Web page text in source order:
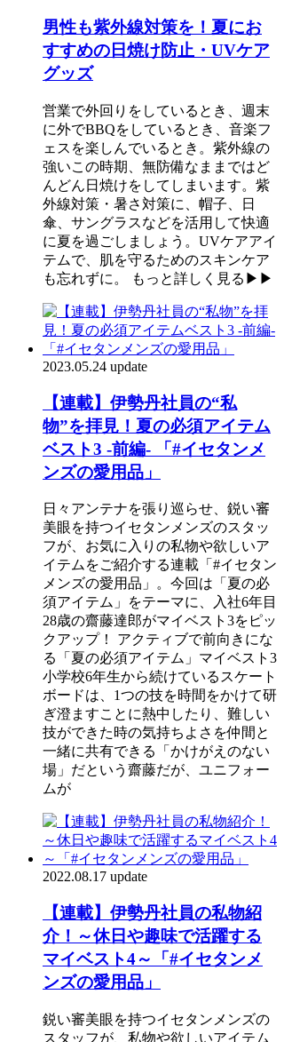
男性も紫外線対策を！夏にお
すすめの日焼け防止・UVケア
グッズ
営業で外回りをしているとき、週末
に外でBBQをしているとき、音楽フ
ェスを楽しんでいるとき。紫外線の
強いこの時期、無防備なままではど
んどん日焼けをしてしまいます。紫
外線対策・暑さ対策に、帽子、日
傘、サングラスなどを活用して快適
に夏を過ごしましょう。UVケアアイ
テムで、肌を守るためのスキンケア
も忘れずに。 もっと詳しく見る▶▶
2023.05.24 update
【連載】伊勢丹社員の“私
物”を拝見！夏の必須アイテム
ベスト3 -前編- 「#イセタンメ
ンズの愛用品」
日々アンテナを張り巡らせ、鋭い審
美眼を持つイセタンメンズのスタッ
フが、お気に入りの私物や欲しいア
イテムをご紹介する連載「#イセタン
メンズの愛用品」。今回は「夏の必
須アイテム」をテーマに、入社6年目
28歳の齋藤達郎がマイベスト3をピッ
クアップ！ アクティブで前向きにな
る「夏の必須アイテム」マイベスト3
小学校6年生から続けているスケート
ボードは、1つの技を時間をかけて研
ぎ澄ますことに熱中したり、難しい
技ができた時の気持ちよさを仲間と
一緒に共有できる「かけがえのない
場」だという齋藤だが、ユニフォー
ムが
2022.08.17 update
【連載】伊勢丹社員の私物紹
介！～休日や趣味で活躍する
マイベスト4～「#イセタンメ
ンズの愛用品」
鋭い審美眼を持つイセタンメンズの
スタッフが、私物や欲しいアイテム